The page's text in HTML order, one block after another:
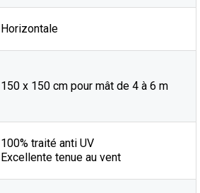
Horizontale
150 x 150 cm pour mât de 4 à 6 m
100% traité anti UV
Excellente tenue au vent